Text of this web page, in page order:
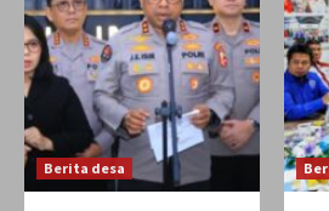
Berita desa